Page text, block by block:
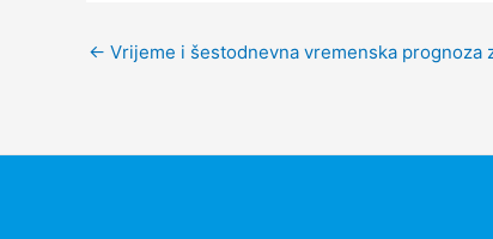
← Vrijeme i šestodnevna vremenska prognoza